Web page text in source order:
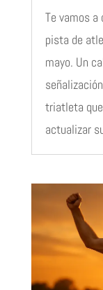
Te vamos a
pista de
mayo. Un
triatleta
actualizar